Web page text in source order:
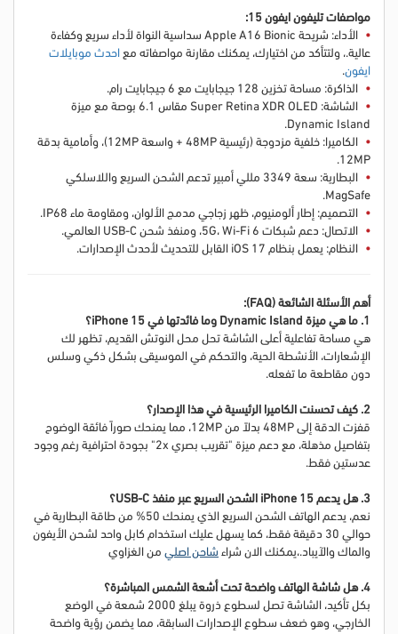
مواصفات تليفون ايفون 15:
الأداء: شريحة Apple A16 Bionic سداسية النواة لأداء سريع وكفاءة
عالية.، ولتتأكد من اختيارك، يمكنك مقارنة مواصفاته معاحدث موبايلات
ايفون.
الذاكرة: مساحة تخزين 128 جيجابايت مع 6 جيجابايت رام.
الشاشة: Super Retina XDR OLED مقاس 6.1 بوصة مع ميزة
Dynamic Island.
الكاميرا: خلفية مزدوجة (رئيسية 48MP + واسعة 12MP)، وأمامية بدقة
12MP.
البطارية: سعة 3349 مللي أمبير تدعم الشحن السريع واللاسلكي
MagSafe.
التصميم: إطار ألومنيوم، ظهر زجاجي مدمج الألوان، ومقاومة ماء IP68.
الاتصال: دعم شبكات 5G، Wi-Fi 6، ومنفذ شحن USB-C العالمي.
النظام: يعمل بنظام iOS 17 القابل للتحديث لأحدث الإصدارات.
أهم الأسئلة الشائعة (FAQ):
1. ما هي ميزة Dynamic Island وما فائدتها في iPhone 15؟
هي مساحة تفاعلية أعلى الشاشة تحل محل النوتش القديم، تظهر لك
الإشعارات، الأنشطة الحية، والتحكم في الموسيقى بشكل ذكي وسلس
دون مقاطعة ما تفعله.
2. كيف تحسنت الكاميرا الرئيسية في هذا الإصدار؟
قفزت الدقة إلى 48MP بدلاً من 12MP، مما يمنحك صوراً فائقة الوضوح
بتفاصيل مذهلة، مع دعم ميزة "تقريب بصري 2x" بجودة احترافية رغم وجود
عدستين فقط.
3. هل يدعم iPhone 15 الشحن السريع عبر منفذ USB-C؟
نعم، يدعم الهاتف الشحن السريع الذي يمنحك 50% من طاقة البطارية في
حوالي 30 دقيقة فقط، كما يسهل عليك استخدام كابل واحد لشحن الأيفون
والماك والآيباد.،يمكنك الان شراء شاحن اصليمن الغزاوي
4. هل شاشة الهاتف واضحة تحت أشعة الشمس المباشرة؟
بكل تأكيد، الشاشة تصل لسطوع ذروة يبلغ 2000 شمعة في الوضع
الخارجي، وهو ضعف سطوع الإصدارات السابقة، مما يضمن رؤية واضحة